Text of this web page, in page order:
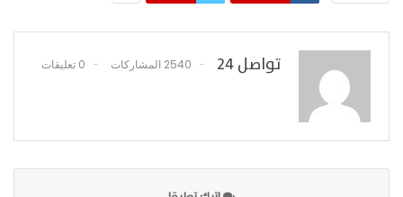
تواصل 24 2540 المشاركات 0 تعليقات